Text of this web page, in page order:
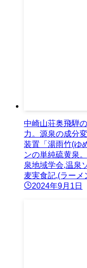
中崎山荘奥飛騨
力。源泉の成分
装置「湯雨竹(ゆ
ンの単純硫黄泉
泉地域学会,温泉
麦実食記,(ラー
2024年9月1日